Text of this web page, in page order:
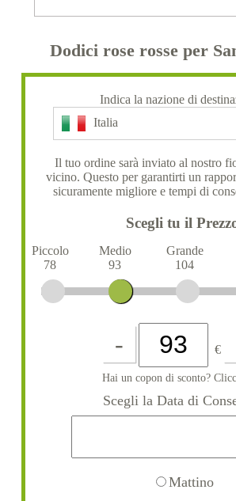
Dodici rose rosse per
Indica la nazione di
Italia
Il tuo ordine sarà inviato al nostro
vicino. Questo per garantirti un
sicuramente migliore e tempi di
Scegli tu il
Piccolo
78
Medio
93
Grande
104
- €
Hai un copon di sconto?
Scegli la Data di
Mattino